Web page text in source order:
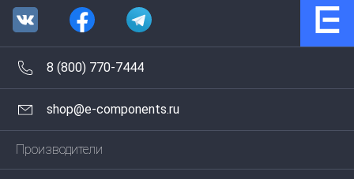
8 (800) 770-7444
shop@e-components.ru
Производители